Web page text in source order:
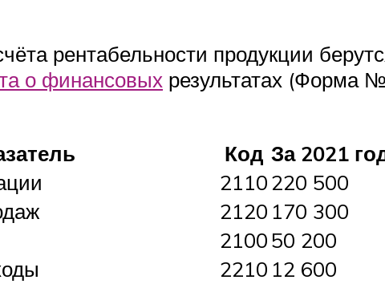
рентабельности продукции
о финансовых результатах (Форма
Код За 2021
2110220 500
2120 170 300
210050 200
2210 12 600